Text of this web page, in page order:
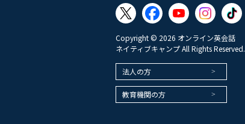
Copyright © 2026 オンライン英会話
ネイティブキャンプ All Rights Reserved.
法人の方
教育機関の方